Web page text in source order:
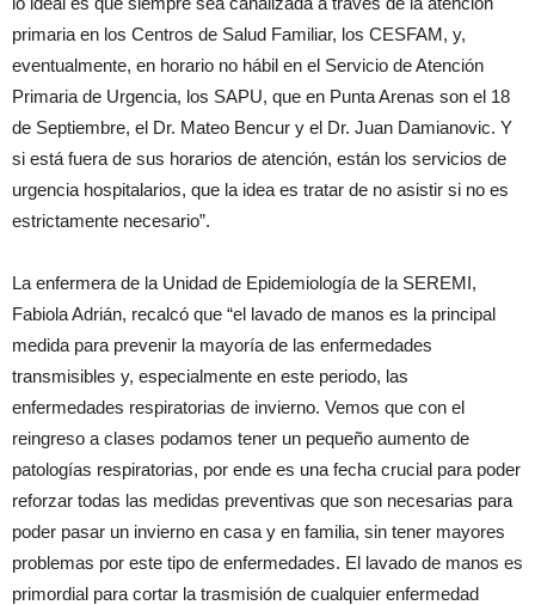
primaria en los Centros de Salud Familiar, los CESFAM, y,
eventualmente, en horario no hábil en el Servicio de Atención
Primaria de Urgencia, los SAPU, que en Punta Arenas son el 18
de Septiembre, el Dr. Mateo Bencur y el Dr. Juan Damianovic. Y
si está fuera de sus horarios de atención, están los servicios de
urgencia hospitalarios, que la idea es tratar de no asistir si no es
estrictamente necesario”.
La enfermera de la Unidad de Epidemiología de la SEREMI,
Fabiola Adrián, recalcó que “el lavado de manos es la principal
medida para prevenir la mayoría de las enfermedades
transmisibles y, especialmente en este periodo, las
enfermedades respiratorias de invierno. Vemos que con el
reingreso a clases podamos tener un pequeño aumento de
patologías respiratorias, por ende es una fecha crucial para poder
reforzar todas las medidas preventivas que son necesarias para
poder pasar un invierno en casa y en familia, sin tener mayores
problemas por este tipo de enfermedades. El lavado de manos es
primordial para cortar la trasmisión de cualquier enfermedad